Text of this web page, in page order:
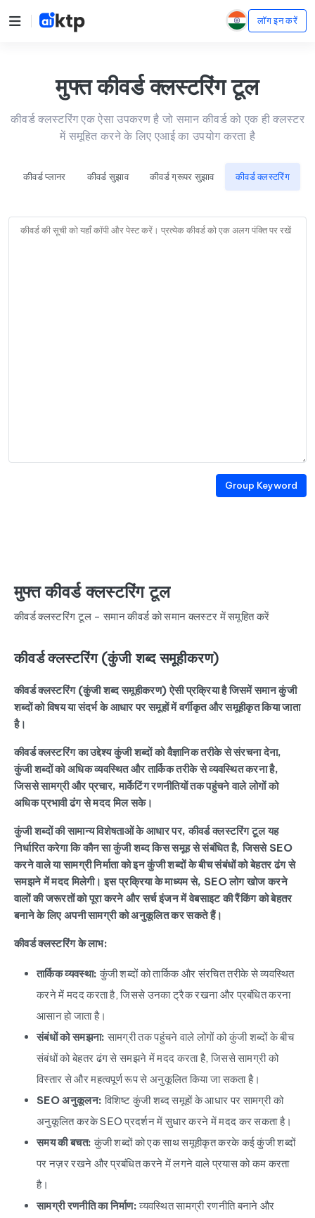
लॉग इन करें
मुफ्त कीवर्ड क्लस्टरिंग टूल
कीवर्ड क्लस्टरिंग एक ऐसा उपकरण है जो समान कीवर्ड को एक ही क्लस्टर
में समूहित करने के लिए एआई का उपयोग करता है
कीवर्ड प्लानर कीवर्ड सुझाव कीवर्ड ग्रूपर सुझाव कीवर्ड क्लस्टरिंग
Group Keyword
मुफ्त कीवर्ड क्लस्टरिंग टूल
कीवर्ड क्लस्टरिंग टूल - समान कीवर्ड को समान क्लस्टर में समूहित करें
कीवर्ड क्लस्टरिंग (कुंजी शब्द समूहीकरण)
कीवर्ड क्लस्टरिंग (कुंजी शब्द समूहीकरण) ऐसी प्रक्रिया है जिसमें समान कुंजी
शब्दों को विषय या संदर्भ के आधार पर समूहों में वर्गीकृत और समूहीकृत किया जाता
है।
कीवर्ड क्लस्टरिंग का उद्देश्य कुंजी शब्दों को वैज्ञानिक तरीके से संरचना देना,
कुंजी शब्दों को अधिक व्यवस्थित और तार्किक तरीके से व्यवस्थित करना है,
जिससे सामग्री और प्रचार, मार्केटिंग रणनीतियों तक पहुंचने वाले लोगों को
अधिक प्रभावी ढंग से मदद मिल सके।
कुंजी शब्दों की सामान्य विशेषताओं के आधार पर, कीवर्ड क्लस्टरिंग टूल यह
निर्धारित करेगा कि कौन सा कुंजी शब्द किस समूह से संबंधित है, जिससे SEO
करने वाले या सामग्री निर्माता को इन कुंजी शब्दों के बीच संबंधों को बेहतर ढंग से
समझने में मदद मिलेगी। इस प्रक्रिया के माध्यम से, SEO लोग खोज करने
वालों की जरूरतों को पूरा करने और सर्च इंजन में वेबसाइट की रैंकिंग को बेहतर
बनाने के लिए अपनी सामग्री को अनुकूलित कर सकते हैं।
कीवर्ड क्लस्टरिंग के लाभ:
तार्किक व्यवस्था: कुंजी शब्दों को तार्किक और संरचित तरीके से व्यवस्थित
करने में मदद करता है, जिससे उनका ट्रैक रखना और प्रबंधित करना
आसान हो जाता है।
संबंधों को समझना: सामग्री तक पहुंचने वाले लोगों को कुंजी शब्दों के बीच
संबंधों को बेहतर ढंग से समझने में मदद करता है, जिससे सामग्री को
विस्तार से और महत्वपूर्ण रूप से अनुकूलित किया जा सकता है।
SEO अनुकूलन: विशिष्ट कुंजी शब्द समूहों के आधार पर सामग्री को
अनुकूलित करके SEO प्रदर्शन में सुधार करने में मदद कर सकता है।
समय की बचत: कुंजी शब्दों को एक साथ समूहीकृत करके कई कुंजी शब्दों
पर नज़र रखने और प्रबंधित करने में लगने वाले प्रयास को कम करता
है।
सामग्री रणनीति का निर्माण:व्यवस्थित सामग्री रणनीति बनाने और